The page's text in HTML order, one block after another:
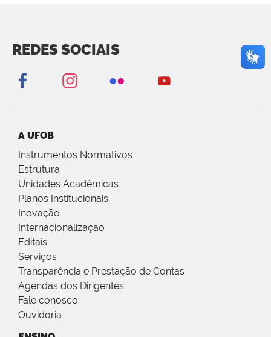
REDES SOCIAIS
A UFOB
Instrumentos Normativos
Estrutura
Unidades Acadêmicas
Planos Institucionais
Inovação
Internacionalização
Editais
Serviços
Transparência e Prestação de Contas
Agendas dos Dirigentes
Fale conosco
Ouvidoria